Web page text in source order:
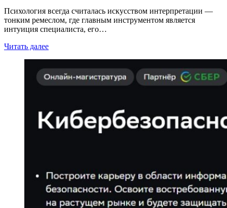
Психология всегда считалась искусством интерпретации —
тонким ремеслом, где главным инструментом является
интуиция специалиста, его…
Читать далее